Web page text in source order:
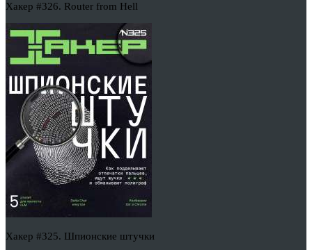
Хакер #326. Router from Hell
Хакер #325. Шпионские штучки